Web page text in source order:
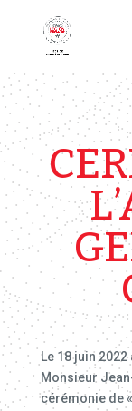
Le 18 juin
Monsieur
cérémonie de